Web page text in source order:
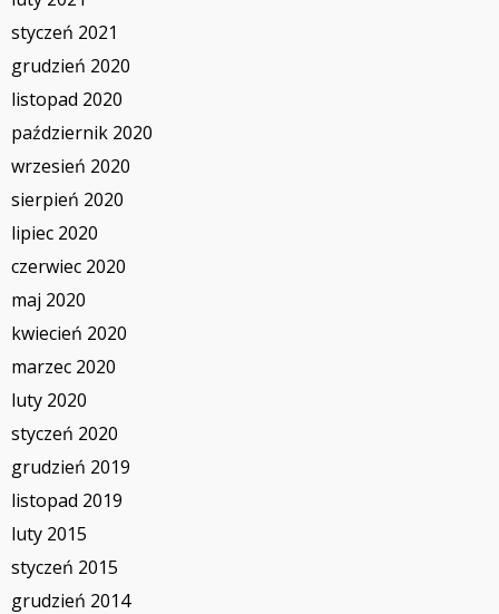
styczeń 2021
grudzień 2020
listopad 2020
październik 2020
wrzesień 2020
sierpień 2020
lipiec 2020
czerwiec 2020
maj 2020
kwiecień 2020
marzec 2020
luty 2020
styczeń 2020
grudzień 2019
listopad 2019
luty 2015
styczeń 2015
grudzień 2014